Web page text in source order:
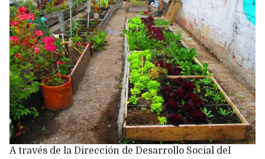
A través de la Dirección de Desarrollo Social del